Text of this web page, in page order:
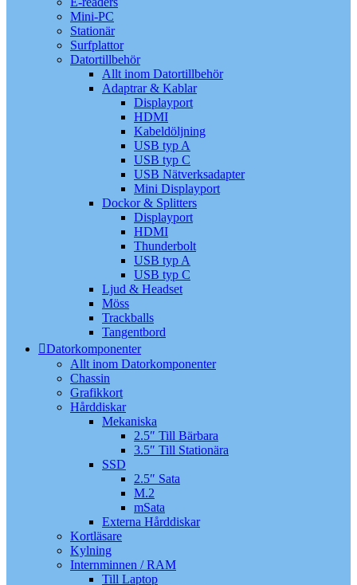
Mini-PC
Stationär
Surfplattor
Datortillbehör
Allt inom Datortillbehör
Adaptrar & Kablar
Displayport
HDMI
Kabeldöljning
USB typ A
USB typ C
USB Nätverksadapter
Mini Displayport
Dockor & Splitters
Displayport
HDMI
Thunderbolt
USB typ A
USB typ C
Ljud & Headset
Möss
Trackballs
Tangentbord
Datorkomponenter
Allt inom Datorkomponenter
Chassin
Grafikkort
Hårddiskar
Mekaniska
2.5″ Till Bärbara
3.5″ Till Stationära
SSD
2.5″ Sata
M.2
mSata
Externa Hårddiskar
Kortläsare
Kylning
Internminnen / RAM
Till Laptop